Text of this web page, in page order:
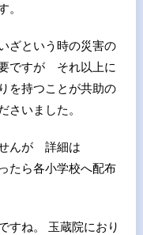
。
ざという時の災害の
ですが それ以上に
を持つことが共助の
さいました。
んが 詳細は
たら各小学校へ配布
すね。 玉蔵院におり